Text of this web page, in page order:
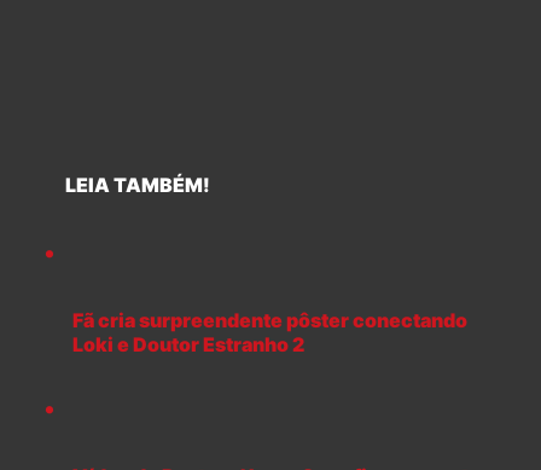
LEIA TAMBÉM!
Fã cria surpreendente pôster conectando
Loki e Doutor Estranho 2